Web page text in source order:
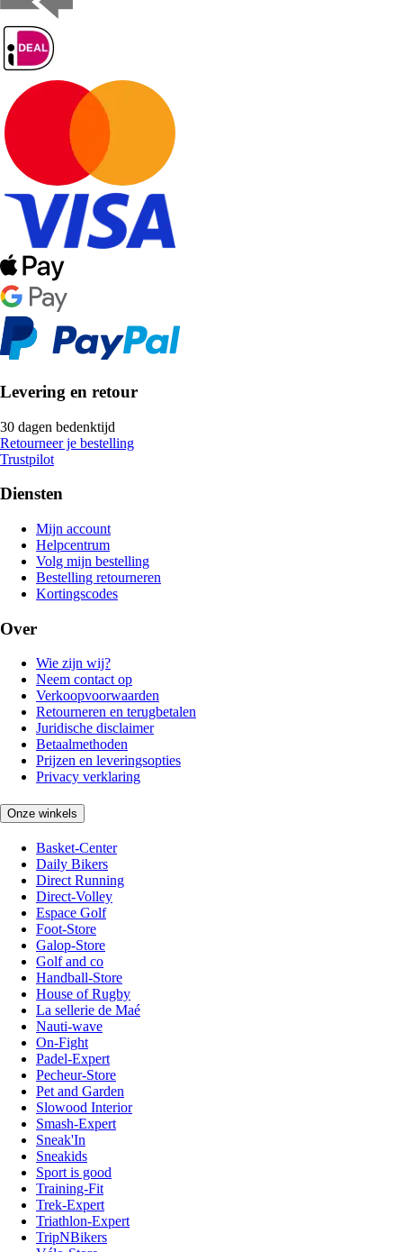
Levering en retour
30 dagen bedenktijd
Retourneer je bestelling
Trustpilot
Diensten
Mijn account
Helpcentrum
Volg mijn bestelling
Bestelling retourneren
Kortingscodes
Over
Wie zijn wij?
Neem contact op
Verkoopvoorwaarden
Retourneren en terugbetalen
Juridische disclaimer
Betaalmethoden
Prijzen en leveringsopties
Privacy verklaring
Onze winkels
Basket-Center
Daily Bikers
Direct Running
Direct-Volley
Espace Golf
Foot-Store
Galop-Store
Golf and co
Handball-Store
House of Rugby
La sellerie de Maé
Nauti-wave
On-Fight
Padel-Expert
Pecheur-Store
Pet and Garden
Slowood Interior
Smash-Expert
Sneak'In
Sneakids
Sport is good
Training-Fit
Trek-Expert
Triathlon-Expert
TripNBikers